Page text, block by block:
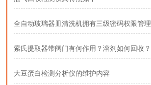
全自动玻璃器皿清洗机拥有三级密码权限管理
索氏提取器带阀门有何作用？溶剂如何回收？
大豆蛋白检测分析仪的维护内容